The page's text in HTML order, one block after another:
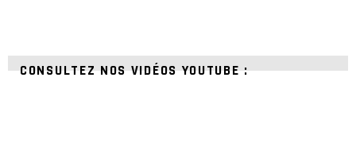
CONSULTEZ NOS VIDÉOS YOUTUBE :